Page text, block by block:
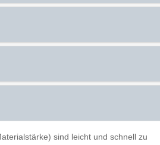
sind leicht und schnell zu